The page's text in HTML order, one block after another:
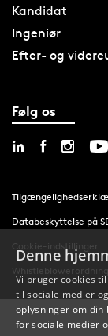
Kandidat
Ingeniør
Efter- og
Følg os
Databeskyttelse på
Cookie-indstillinger
Denne
Vi bruger cookies
til sociale medier
oplysninger om din
for sociale medier